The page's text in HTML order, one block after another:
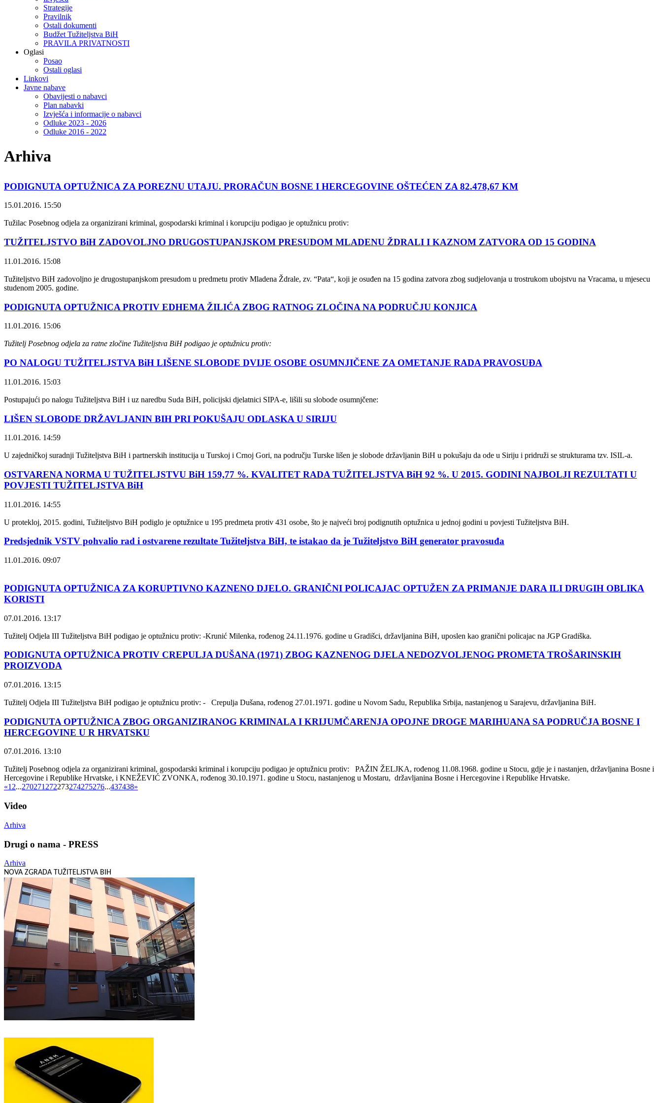
Strategije
Pravilnik
Ostali dokumenti
Budžet Tužiteljstva BiH
PRAVILA PRIVATNOSTI
Oglasi
Posao
Ostali oglasi
Linkovi
Javne nabave
Obavijesti o nabavci
Plan nabavki
Izvješća i informacije o nabavci
Odluke 2023 - 2026
Odluke 2016 - 2022
Arhiva
PODIGNUTA OPTUŽNICA ZA POREZNU UTAJU. PRORAČUN BOSNE I HERCEGOVINE OŠTEĆEN ZA 82.478,67 KM
15.01.2016. 15:50
Tužilac Posebnog odjela za organizirani kriminal, gospodarski kriminal i korupciju podigao je optužnicu protiv:
TUŽITELJSTVO BiH ZADOVOLJNO DRUGOSTUPANJSKOM PRESUDOM MLADENU ŽDRALI I KAZNOM ZATVORA OD 15 GODINA
11.01.2016. 15:08
Tužiteljstvo BiH zadovoljno je drugostupanjskom presudom u predmetu protiv Mladena Ždrale, zv. “Pata“, koji je osuđen na 15 godina zatvora zbog sudjelovanja u trostrukom ubojstvu na Vracama, u mjesecu
studenom 2005. godine.
PODIGNUTA OPTUŽNICA PROTIV EDHEMA ŽILIĆA ZBOG RATNOG ZLOČINA NA PODRUČJU KONJICA
11.01.2016. 15:06
Tužitelj Posebnog odjela za ratne zločine Tužiteljstva BiH podigao je optužnicu protiv:
PO NALOGU TUŽITELJSTVA BiH LIŠENE SLOBODE DVIJE OSOBE OSUMNJIČENE ZA OMETANJE RADA PRAVOSUĐA
11.01.2016. 15:03
Postupajući po nalogu Tužiteljstva BiH i uz naredbu Suda BiH, policijski djelatnici SIPA-e, lišili su slobode osumnjčene:
LIŠEN SLOBODE DRŽAVLJANIN BIH PRI POKUŠAJU ODLASKA U SIRIJU
11.01.2016. 14:59
U zajedničkoj suradnji Tužiteljstva BiH i partnerskih institucija u Turskoj i Crnoj Gori, na području Turske lišen je slobode državljanin BiH u pokušaju da ode u Siriju i pridruži se strukturama tzv. ISIL-a.
OSTVARENA NORMA U TUŽITELJSTVU BiH 159,77 %. KVALITET RADA TUŽITELJSTVA BiH 92 %. U 2015. GODINI NAJBOLJI REZULTATI U
POVJESTI TUŽITELJSTVA BiH
11.01.2016. 14:55
U protekloj, 2015. godini, Tužiteljstvo BiH podiglo je optužnice u 195 predmeta protiv 431 osobe, što je najveći broj podignutih optužnica u jednoj godini u povjesti Tužiteljstva BiH.
Predsjednik VSTV pohvalio rad i ostvarene rezultate Tužiteljstva BiH, te istakao da je Tužiteljstvo BiH generator pravosuđa
11.01.2016. 09:07
PODIGNUTA OPTUŽNICA ZA KORUPTIVNO KAZNENO DJELO. GRANIČNI POLICAJAC OPTUŽEN ZA PRIMANJE DARA ILI DRUGIH OBLIKA
KORISTI
07.01.2016. 13:17
Tužitelj Odjela III Tužiteljstva BiH podigao je optužnicu protiv: -Krunić Milenka, rođenog 24.11.1976. godine u Gradišci, državljanina BiH, uposlen kao granični policajac na JGP Gradiška.
PODIGNUTA OPTUŽNICA PROTIV CREPULJA DUŠANA (1971) ZBOG KAZNENOG DJELA NEDOZVOLJENOG PROMETA TROŠARINSKIH
PROIZVODA
07.01.2016. 13:15
Tužitelj Odjela III Tužiteljstva BiH podigao je optužnicu protiv: - Crepulja Dušana, rođenog 27.01.1971. godine u Novom Sadu, Republika Srbija, nastanjenog u Sarajevu, državljanina BiH.
PODIGNUTA OPTUŽNICA ZBOG ORGANIZIRANOG KRIMINALA I KRIJUMČARENJA OPOJNE DROGE MARIHUANA SA PODRUČJA BOSNE I
HERCEGOVINE U R HRVATSKU
07.01.2016. 13:10
Tužitelj Posebnog odjela za organizirani kriminal, gospodarski kriminal i korupciju podigao je optužnicu protiv: PAŽIN ŽELJKA, rođenog 11.08.1968. godine u Stocu, gdje je i nastanjen, državljanina Bosne i
Hercegovine i Republike Hrvatske, i KNEŽEVIĆ ZVONKA, rođenog 30.10.1971. godine u Stocu, nastanjenog u Mostaru, državljanina Bosne i Hercegovine i Republike Hrvatske.
«12...270271272273274275276...437438»
Video
Arhiva
Drugi o nama - PRESS
Arhiva
NOVA ZGRADA TUŽITELJSTVA BIH